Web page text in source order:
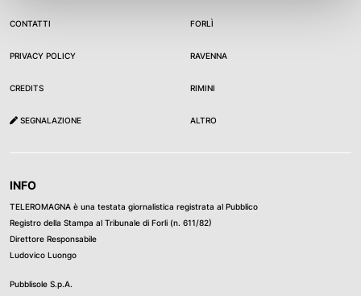
CONTATTI
PRIVACY POLICY
CREDITS
SEGNALAZIONE
FORLÌ
RAVENNA
RIMINI
ALTRO
INFO
TELEROMAGNA è una testata giornalistica registrata al Pubblico
Registro della Stampa al Tribunale di Forli (n. 611/82)
Direttore Responsabile
Ludovico Luongo
Pubblisole S.p.A.